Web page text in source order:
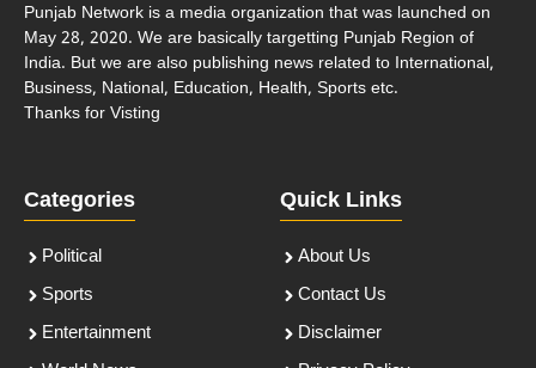
Punjab Network is a media organization that was launched on
May 28, 2020. We are basically targetting Punjab Region of
India. But we are also publishing news related to International,
Business, National, Education, Health, Sports etc.
Thanks for Visting
Categories
Political
Sports
Entertainment
Quick Links
About Us
Contact Us
Disclaimer